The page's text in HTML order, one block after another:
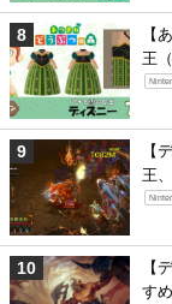
【
王
【
王
【
す